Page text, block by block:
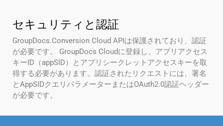
セキュリティと認証
GroupDocs.Conversion Cloud APIは保護されており、認証
が必要です。 GroupDocs Cloudに登録し、アプリアクセス
キーID（appSID）とアプリシークレットアクセスキーを取
得する必要があります。認証されたリクエストには、署名
とAppSIDクエリパラメーターまたはOAuth2.0認証ヘッダー
が必要です。